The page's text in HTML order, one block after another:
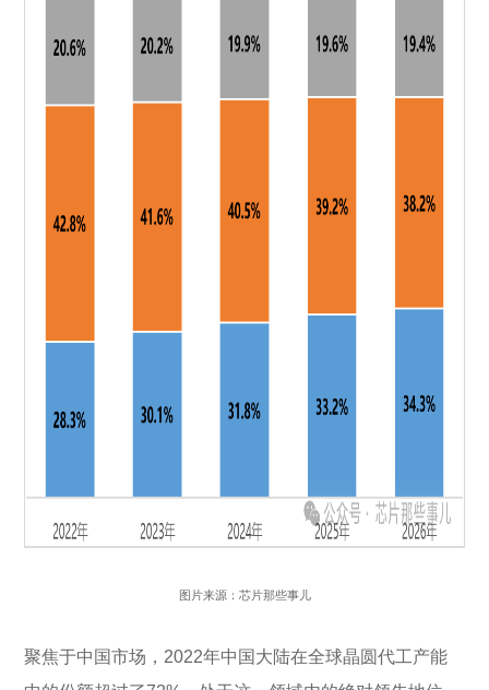
图片来源：芯片那些事儿
聚焦于中国市场，2022年中国大陆在全球晶圆代工产能